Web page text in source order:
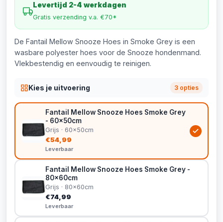
Levertijd 2-4 werkdagen
Gratis verzending v.a. €70*
De Fantail Mellow Snooze Hoes in Smoke Grey is een
wasbare polyester hoes voor de Snooze hondenmand.
Vlekbestendig en eenvoudig te reinigen.
Kies je uitvoering 3 opties
Fantail Mellow Snooze Hoes Smoke Grey
- 60x50cm
Grijs · 60x50cm
€54,99
Leverbaar
Fantail Mellow Snooze Hoes Smoke Grey -
80x60cm
Grijs · 80x60cm
€74,99
Leverbaar